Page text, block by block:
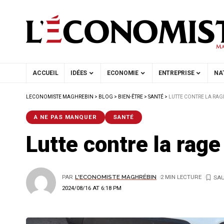
ACCUEIL IDÉES ECONOMIE ENTREPRISE
LECONOMISTE MAGHREBIN > BLOG > BIEN-ÊTRE > SANTÉ > LUTTE CONTRE LA
A NE PAS MANQUER SANTÉ
Lutte contre la
2024/08/16 AT 6:18 PM
PAR L'ECONOMISTE MAGHRÉBIN 2 MIN LECTURE